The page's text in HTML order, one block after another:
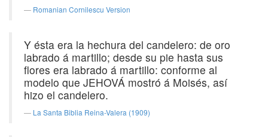
Romanian Cornilescu Version
Y ésta era la hechura del candelero: de oro
labrado á martillo; desde su pie hasta sus
flores era labrado á martillo: conforme al
modelo que JEHOVÁ mostró á Moisés, así
hizo el candelero.
La Santa Biblia Reina-Valera (1909)